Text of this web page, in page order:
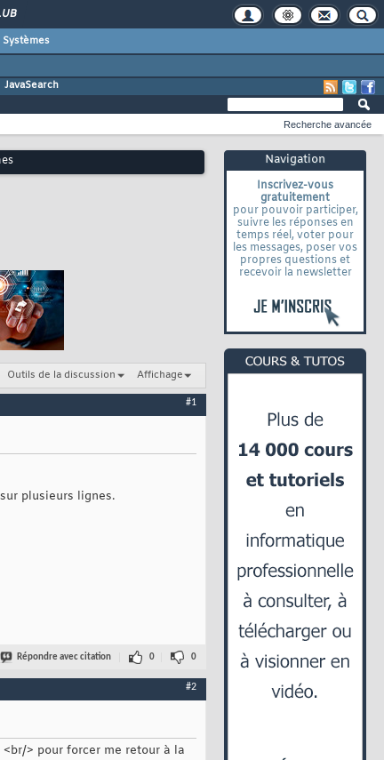
Systèmes
JavaSearch
Navigation
Inscrivez-vous
gratuitement
pour pouvoir participer,
suivre les réponses en
temps réel, voter pour
les messages, poser vos
propres questions et
recevoir la newsletter
Recherche avancée
Outils de la discussion Affichage
#1
plusieurs lignes.
Répondre avec citation 0 0
#2
> pour forcer me retour à la